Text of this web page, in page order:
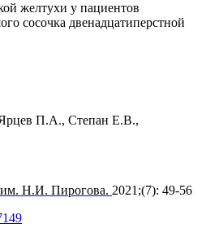
желтухи у пациентов
сосочка двенадцатиперстной
П.А., Степан Е.В.,
Н.И. Пирогова. 2021;(7): 49‑56